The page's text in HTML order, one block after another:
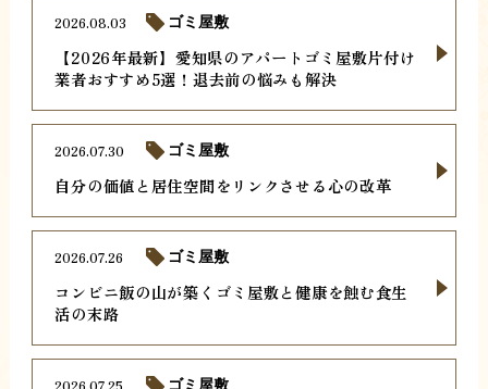
【2026年最新】愛知県のアパートゴミ屋敷片付け
業者おすすめ5選！退去前の悩みも解決
2026.08.03 ゴミ屋敷
自分の価値と居住空間をリンクさせる心の改革
2026.07.30 ゴミ屋敷
コンビニ飯の山が築くゴミ屋敷と健康を蝕む食生
活の末路
2026.07.26 ゴミ屋敷
ゴミ屋敷